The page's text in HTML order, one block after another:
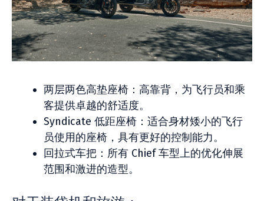
两层两色高垫座椅：高靠背，为飞行员和乘
客提供卓越的舒适度。
Syndicate 低距座椅：适合身材矮小的飞行
员使用的座椅，具有更好的控制能力。
回拉式车把：所有 Chief 车型上的优化伸展
范围和激进的造型。